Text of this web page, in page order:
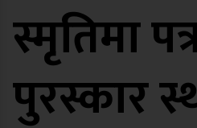
स्मृतिमा
पुरस्कार